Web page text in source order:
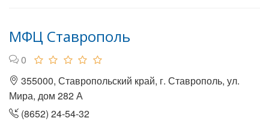
МФЦ Ставрополь
0
355000, Ставропольский край, г. Ставрополь, ул.
Мира, дом 282 А
(8652) 24-54-32